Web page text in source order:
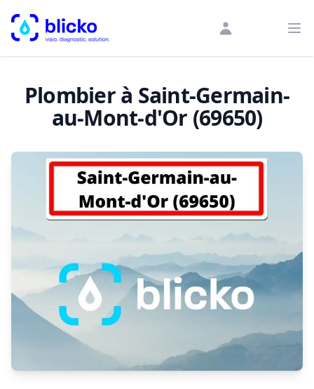
blicko
Plombier à Saint-Germain-
au-Mont-d'Or (69650)